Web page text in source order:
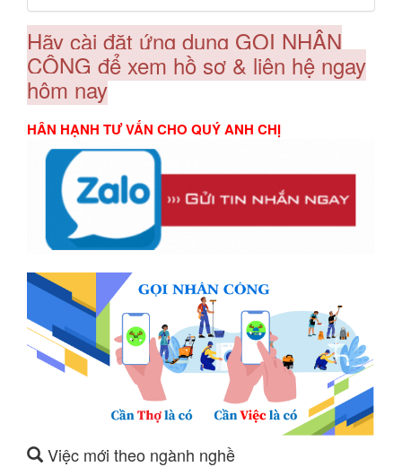
Hãy cài đặt ứng dụng GỌI NHÂN
CÔNG để xem hồ sơ & liên hệ ngay
hôm nay
HÂN HẠNH TƯ VẤN CHO QUÝ ANH CHỊ
Việc mới theo ngành nghề